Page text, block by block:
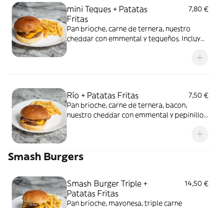
mini Teques + Patatas
Fritas
7,80 €
Pan brioche, carne de ternera, nuestro
cheddar con emmental y tequeños. Incluye
Río + Patatas Fritas
7,50 €
Pan brioche, carne de ternera, bacon,
nuestro cheddar con emmental y pepinillo.
Smash Burgers
Smash Burger Triple +
Patatas Fritas
14,50 €
Pan brioche, mayonesa, triple carne